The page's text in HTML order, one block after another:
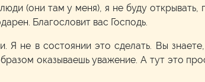
(они там у меня), я не буду открывать,
Благословит вас Господь.
Я не в состоянии это сделать. Вы
оказываешь уважение. А тут это